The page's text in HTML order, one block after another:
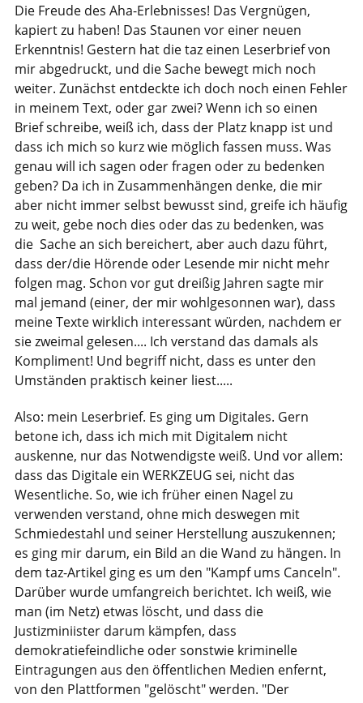
Die Freude des Aha-Erlebnisses! Das Vergnügen,
kapiert zu haben! Das Staunen vor einer neuen
Erkenntnis! Gestern hat die taz einen Leserbrief von
mir abgedruckt, und die Sache bewegt mich noch
weiter. Zunächst entdeckte ich doch noch einen Fehler
in meinem Text, oder gar zwei? Wenn ich so einen
Brief schreibe, weiß ich, dass der Platz knapp ist und
dass ich mich so kurz wie möglich fassen muss. Was
genau will ich sagen oder fragen oder zu bedenken
geben? Da ich in Zusammenhängen denke, die mir
aber nicht immer selbst bewusst sind, greife ich häufig
zu weit, gebe noch dies oder das zu bedenken, was
die Sache an sich bereichert, aber auch dazu führt,
dass der/die Hörende oder Lesende mir nicht mehr
folgen mag. Schon vor gut dreißig Jahren sagte mir
mal jemand (einer, der mir wohlgesonnen war), dass
meine Texte wirklich interessant würden, nachdem er
sie zweimal gelesen.... Ich verstand das damals als
Kompliment! Und begriff nicht, dass es unter den
Umständen praktisch keiner liest.....
Also: mein Leserbrief. Es ging um Digitales. Gern
betone ich, dass ich mich mit Digitalem nicht
auskenne, nur das Notwendigste weiß. Und vor allem:
dass das Digitale ein WERKZEUG sei, nicht das
Wesentliche. So, wie ich früher einen Nagel zu
verwenden verstand, ohne mich deswegen mit
Schmiedestahl und seiner Herstellung auszukennen;
es ging mir darum, ein Bild an die Wand zu hängen. In
dem taz-Artikel ging es um den "Kampf ums Canceln".
Darüber wurde umfangreich berichtet. Ich weiß, wie
man (im Netz) etwas löscht, und dass die
Justizminiister darum kämpfen, dass
demokratiefeindliche oder sonstwie kriminelle
Eintragungen aus den öffentlichen Medien enfernt,
von den Plattformen "gelöscht" werden. "Der